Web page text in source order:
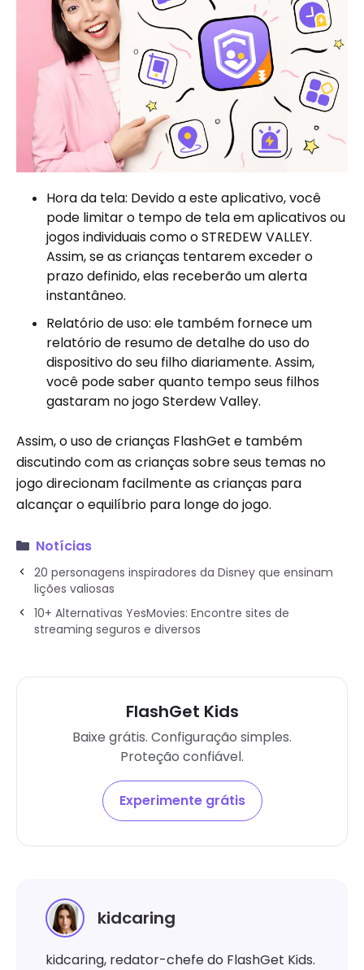
Hora da tela: Devido a este aplicativo, você
pode limitar o tempo de tela em aplicativos ou
jogos individuais como o STREDEW VALLEY.
Assim, se as crianças tentarem exceder o
prazo definido, elas receberão um alerta
instantâneo.
Relatório de uso: ele também fornece um
relatório de resumo de detalhe do uso do
dispositivo do seu filho diariamente. Assim,
você pode saber quanto tempo seus filhos
gastaram no jogo Sterdew Valley.
Assim, o uso de crianças FlashGet e também
discutindo com as crianças sobre seus temas no
jogo direcionam facilmente as crianças para
alcançar o equilíbrio para longe do jogo.
Notícias
20 personagens inspiradores da Disney que ensinam
lições valiosas
10+ Alternativas YesMovies: Encontre sites de
streaming seguros e diversos
FlashGet Kids
Baixe grátis. Configuração simples.
Proteção confiável.
Experimente grátis
kidcaring
kidcaring, redator-chefe do FlashGet Kids.